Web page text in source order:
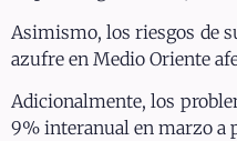
Asimismo, los riesgos de
azufre en Medio Oriente
Adicionalmente, los
9% interanual en marzo a